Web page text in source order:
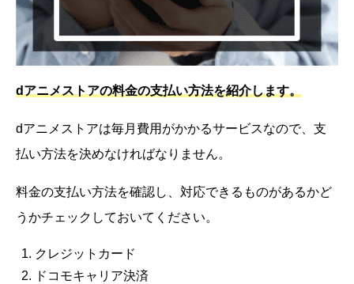
dアニメストアの料金の支払い方法を紹介します。
dアニメストアは毎月費用がかかるサービスなので、支
払い方法を決めなければなりません。
料金の支払い方法を確認し、対応できるものがあるかど
うかチェックしておいてください。
クレジットカード
ドコモキャリア決済